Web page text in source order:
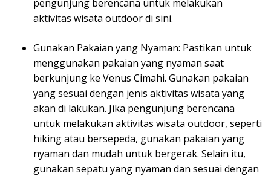
pengunjung berencana untuk melakukan
aktivitas wisata outdoor di sini.
Gunakan Pakaian yang Nyaman: Pastikan untuk
menggunakan pakaian yang nyaman saat
berkunjung ke Venus Cimahi. Gunakan pakaian
yang sesuai dengan jenis aktivitas wisata yang
akan di lakukan. Jika pengunjung berencana
untuk melakukan aktivitas wisata outdoor, seperti
hiking atau bersepeda, gunakan pakaian yang
nyaman dan mudah untuk bergerak. Selain itu,
gunakan sepatu yang nyaman dan sesuai dengan